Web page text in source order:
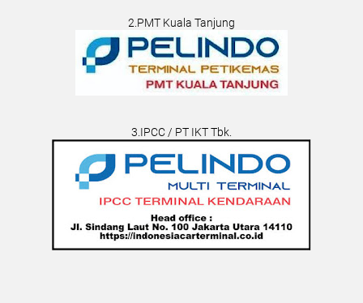
2.PMT Kuala Tanjung
3.IPCC / PT IKT Tbk.